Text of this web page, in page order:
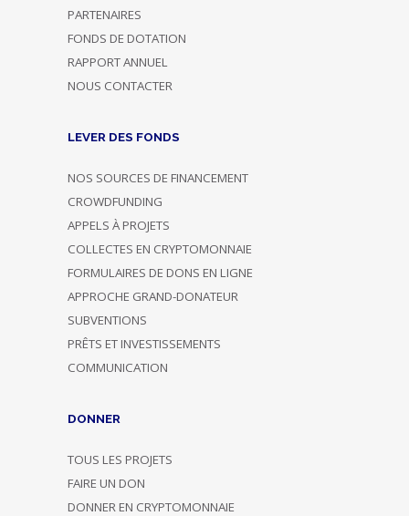
PARTENAIRES
FONDS DE DOTATION
RAPPORT ANNUEL
NOUS CONTACTER
LEVER DES FONDS
NOS SOURCES DE FINANCEMENT
CROWDFUNDING
APPELS À PROJETS
COLLECTES EN CRYPTOMONNAIE
FORMULAIRES DE DONS EN LIGNE
APPROCHE GRAND-DONATEUR
SUBVENTIONS
PRÊTS ET INVESTISSEMENTS
COMMUNICATION
DONNER
TOUS LES PROJETS
FAIRE UN DON
DONNER EN CRYPTOMONNAIE